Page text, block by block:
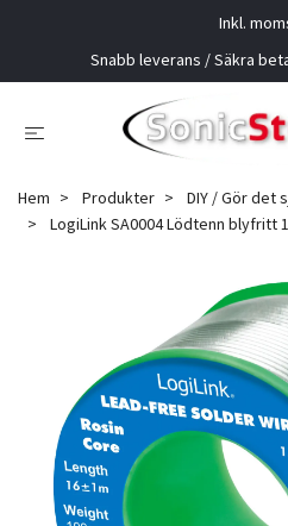
Inkl.
Snabb leverans / Säkra
Hem Produkter DIY / Gör det
LogiLink SA0004 Lödtenn blyfritt